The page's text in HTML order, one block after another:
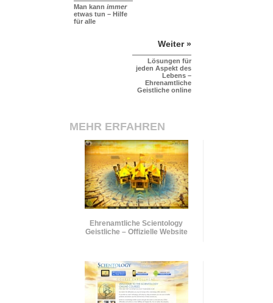
Man kann immer
etwas tun – Hilfe
für alle
Weiter »
Lösungen für
jeden Aspekt des
Lebens –
Ehrenamtliche
Geistliche online
MEHR ERFAHREN
Ehrenamtliche Scientology
Geistliche – Offizielle Website